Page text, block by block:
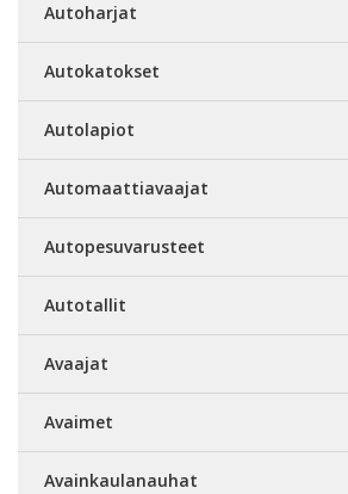
Autoharjat
Autokatokset
Autolapiot
Automaattiavaajat
Autopesuvarusteet
Autotallit
Avaajat
Avaimet
Avainkaulanauhat